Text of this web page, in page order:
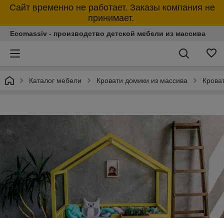
Сайт временно не работает. Заказы компания не
принимает.
Ecomassiv - производство детской мебели из массива
Каталог мебели Кровати домики из массива